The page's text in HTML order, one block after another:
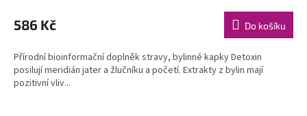
586 Kč Do košíku
Přírodní bioinformační doplněk stravy, bylinné kapky Detoxin
posilují meridián jater a žlučníku a početí. Extrakty z bylin mají
pozitivní vliv...